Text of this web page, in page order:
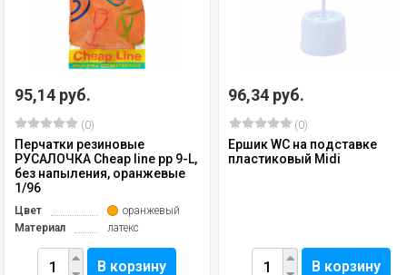
95,14 руб.
(0)
Перчатки резиновые
РУСАЛОЧКА Cheap line рр 9-L,
без напыления, оранжевые
1/96
Цвет
оранжевый
Материал
латекс
В корзину
96,34 руб.
(0)
Ершик WC на подставке
пластиковый Midi
В корзину